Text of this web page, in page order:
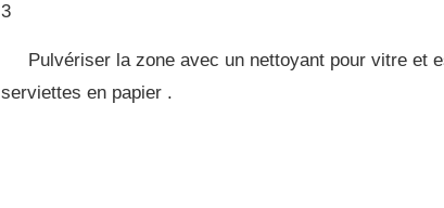
3
Pulvériser la zone avec un nettoyant pour vitre et
serviettes en papier .